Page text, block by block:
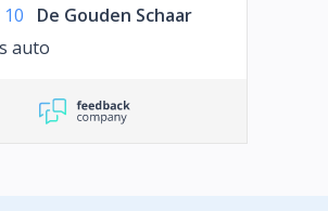
10
De Gouden Schaar
auto